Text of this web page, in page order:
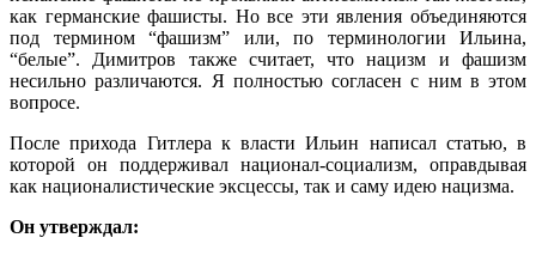
как германские фашисты. Но все эти явления объединяются
под термином “фашизм” или, по терминологии Ильина,
“белые”. Димитров также считает, что нацизм и фашизм
несильно различаются. Я полностью согласен с ним в этом
вопросе.
После прихода Гитлера к власти Ильин написал статью, в
которой он поддерживал национал-социализм, оправдывая
как националистические эксцессы, так и саму идею нацизма.
Он утверждал: